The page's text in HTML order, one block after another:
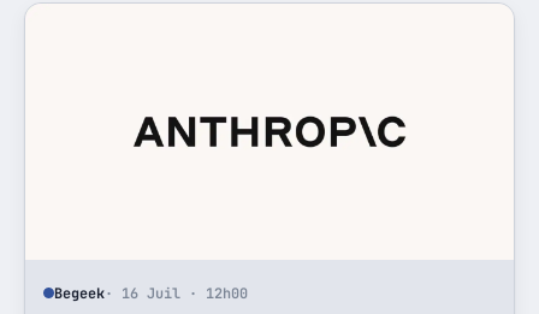
Begeek· 16 Juil · 12h00